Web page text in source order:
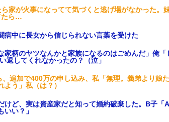
家が火事になってて気づくと逃げ場がなかった。
たら…
病中に長女から信じられない言葉を受けた
家柄のヤツなんかと家族になるのはごめんだ」俺「
してくれなかったの？（泣」
追加で400万の申し込み、私「無理。義弟より娘
よう」私（は？）
けど、実は資産家だと知って婚約破棄した。B子「
いい？」